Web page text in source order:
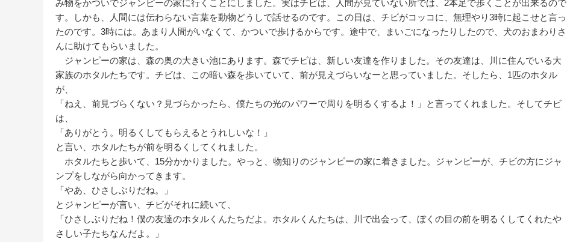
み物をかついでジャンピーの家に行くことにしました。実はチビは、人間が見ていない所では、2本足で歩くことが出来るので
す。しかも、人間には伝わらない言葉を動物どうしで話せるのです。この日は、チビがコッコに、無理やり3時に起こせと言っ
たのです。3時には。あまり人間がいなくて、かついで歩けるからです。途中で、まいごになったりしたので、犬のおまわりさ
んに助けてもらいました。
ジャンピーの家は、森の奥の大きい池にあります。森でチビは、新しい友達を作りました。その友達は、川に住んでいる大
家族のホタルたちです。チビは、この暗い森を歩いていて、前が見えづらいなーと思っていました。そしたら、1匹のホタル
が、
「ねえ、前見づらくない？見づらかったら、僕たちの光のパワーで周りを明るくするよ！」と言ってくれました。そしてチビ
は、
「ありがとう。明るくしてもらえるとうれしいな！」
と言い、ホタルたちが前を明るくしてくれました。
ホタルたちと歩いて、15分かかりました。やっと、物知りのジャンピーの家に着きました。ジャンピーが、チビの方にジャ
ンプをしながら向かってきます。
「やあ、ひさしぶりだね。」
とジャンピーが言い、チビがそれに続いて、
「ひさしぶりだね！僕の友達のホタルくんたちだよ。ホタルくんたちは、川で出会って、ぼくの目の前を明るくしてくれたや
さしい子たちなんだよ。」